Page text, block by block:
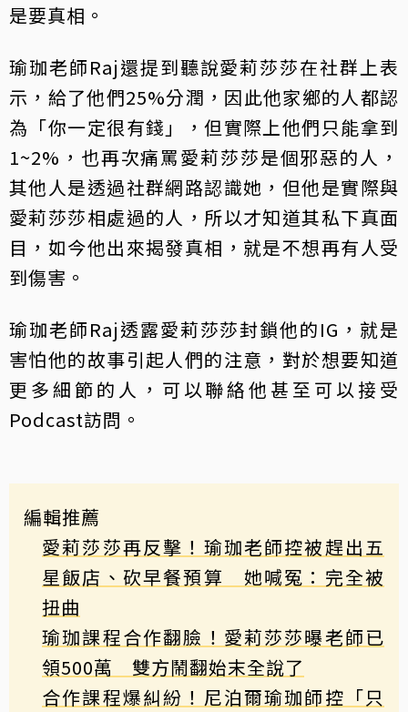
是要真相。
瑜珈老師Raj還提到聽說愛莉莎莎在社群上表
示，給了他們25%分潤，因此他家鄉的人都認
為「你一定很有錢」，但實際上他們只能拿到
1~2%，也再次痛罵愛莉莎莎是個邪惡的人，
其他人是透過社群網路認識她，但他是實際與
愛莉莎莎相處過的人，所以才知道其私下真面
目，如今他出來揭發真相，就是不想再有人受
到傷害。
瑜珈老師Raj透露愛莉莎莎封鎖他的IG，就是
害怕他的故事引起人們的注意，對於想要知道
更多細節的人，可以聯絡他甚至可以接受
Podcast訪問。
編輯推薦
愛莉莎莎再反擊！瑜珈老師控被趕出五
星飯店、砍早餐預算 她喊冤：完全被
扭曲
瑜珈課程合作翻臉！愛莉莎莎曝老師已
領500萬 雙方鬧翻始末全說了
合作課程爆糾紛！尼泊爾瑜珈師控「只